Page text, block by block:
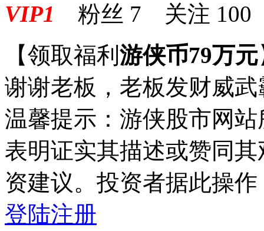
VIP1 粉丝 7 关注 100
【领取福利 游侠币79万元
谢谢老板，老板发财威武
温馨提示：游侠股市网
表明证实其描述或赞同
资建议。投资者据此操
登陆注册